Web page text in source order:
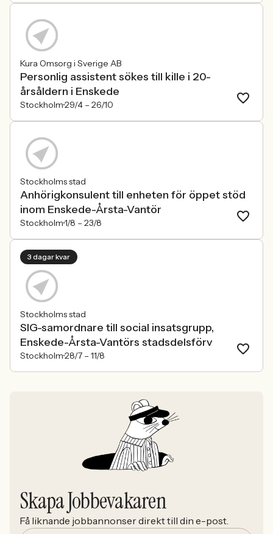
Kura Omsorg i Sverige AB
Personlig assistent sökes till kille i 20-
årsåldern i Enskede
Stockholm29/4 – 26/10
Stockholms stad
Anhörigkonsulent till enheten för öppet stöd
inom Enskede-Årsta-Vantör
Stockholm1/8 – 23/8
3 dagar kvar
Stockholms stad
SIG-samordnare till social insatsgrupp,
Enskede-Årsta-Vantörs stadsdelsförv
Stockholm28/7 – 11/8
Skapa Jobbevakaren
Få liknande jobbannonser direkt till din e-post.